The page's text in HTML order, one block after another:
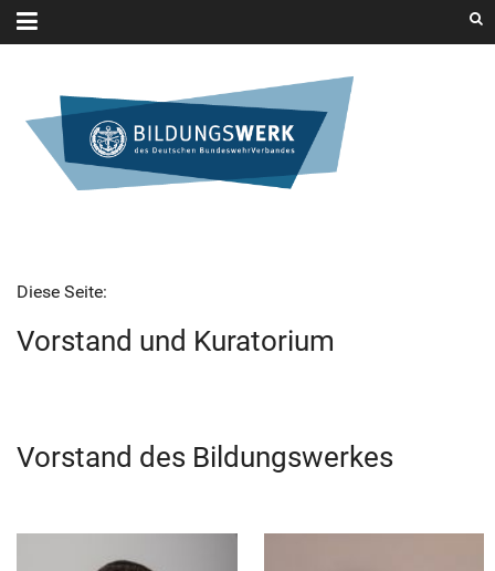
Diese Seite:
Vorstand und Kuratorium
Vorstand des Bildungswerkes